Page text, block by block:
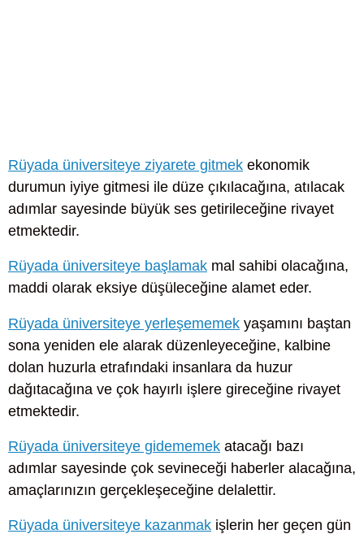
Rüyada üniversiteye ziyarete gitmek ekonomik
durumun iyiye gitmesi ile düze çıkılacağına, atılacak
adımlar sayesinde büyük ses getirileceğine rivayet
etmektedir.
Rüyada üniversiteye başlamak mal sahibi olacağına,
maddi olarak eksiye düşüleceğine alamet eder.
Rüyada üniversiteye yerleşememek yaşamını baştan
sona yeniden ele alarak düzenleyeceğine, kalbine
dolan huzurla etrafındaki insanlara da huzur
dağıtacağına ve çok hayırlı işlere gireceğine rivayet
etmektedir.
Rüyada üniversiteye gidememek atacağı bazı
adımlar sayesinde çok sevineceği haberler alacağına,
amaçlarınızın gerçekleşeceğine delalettir.
Rüyada üniversiteye kazanmak işlerin her geçen gün